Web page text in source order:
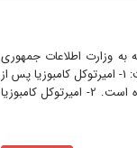
اسناد تاریخی وابسته به وزارت اطلاعات جمهوری
اسلامی در 382 صفحه چاپ شده است. برخی گزارش‌های ساواک مرحوم کامبوزیا را چنین معرفی کرده است: 1- امیرتوکل کامبوزیا پس از
کودتای 25 مرداد و ناکامی کودتاگران با ارسال پیام تبریکی به دکتر مصدق خواستار محاکمه کودتاگران شده است. 2- امیرتوکل کامبوزیا